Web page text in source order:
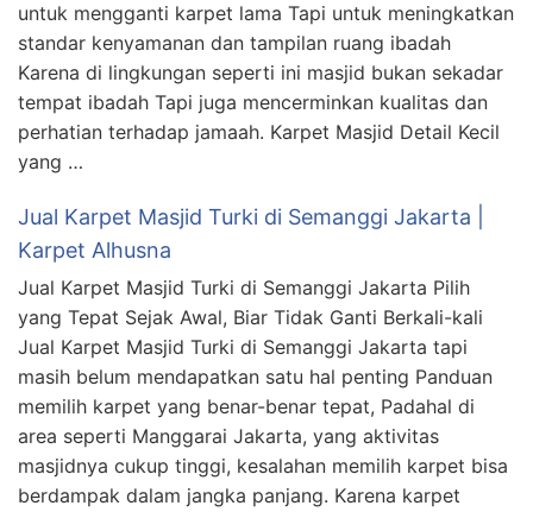
untuk mengganti karpet lama Tapi untuk meningkatkan
standar kenyamanan dan tampilan ruang ibadah
Karena di lingkungan seperti ini masjid bukan sekadar
tempat ibadah Tapi juga mencerminkan kualitas dan
perhatian terhadap jamaah. Karpet Masjid Detail Kecil
yang …
Jual Karpet Masjid Turki di Semanggi Jakarta |
Karpet Alhusna
Jual Karpet Masjid Turki di Semanggi Jakarta Pilih
yang Tepat Sejak Awal, Biar Tidak Ganti Berkali-kali
Jual Karpet Masjid Turki di Semanggi Jakarta tapi
masih belum mendapatkan satu hal penting Panduan
memilih karpet yang benar-benar tepat, Padahal di
area seperti Manggarai Jakarta, yang aktivitas
masjidnya cukup tinggi, kesalahan memilih karpet bisa
berdampak dalam jangka panjang. Karena karpet